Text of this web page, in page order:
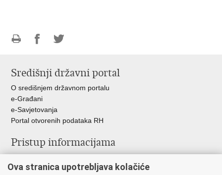
FacebookuTwitteru
Središnji državni portal
O središnjem državnom portalu
e-Građani
e-Savjetovanja
Portal otvorenih podataka RH
Pristup informacijama
Savjetovanje
Ova stranica upotrebljava kolačiće